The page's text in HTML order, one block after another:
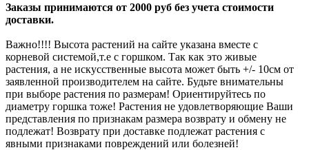
Заказы принимаются от 2000 руб без учета стоимости
доставки.
Важно!!!! Высота растений на сайте указана вместе с
корневой системой,т.е с горшком. Так как это живые
растения, а не искусственные высота может быть +/- 10см от
заявленной производителем на сайте. Будьте внимательны
при выборе растения по размерам! Ориентируйтесь по
диаметру горшка тоже! Растения не удовлетворяющие Ваши
представления по признакам размера возврату и обмену не
подлежат! Возврату при доставке подлежат растения с
явными признаками повреждений или болезней!